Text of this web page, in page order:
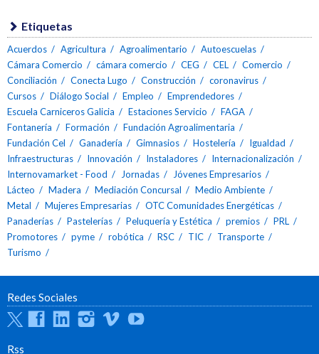
Etiquetas
Acuerdos Agricultura Agroalimentario
Autoescuelas
Cámara Comercio
cámara comercio CEG CEL
Comercio
Conciliación
Conecta Lugo Construcción
coronavirus
Cursos
Diálogo Social Empleo
Emprendedores
Escuela Carniceros Galicia
Estaciones Servicio
FAGA
Fontanería
Formación
Fundación Agroalimentaria
Fundación Cel
Ganadería Gimnasios Hostelería
Igualdad
Infraestructuras
Innovación Instaladores
Internacionalización
Internovamarket - Food
Jornadas
Jóvenes Empresarios
Lácteo
Madera Mediación Concursal
Medio Ambiente
Metal
Mujeres Empresarias
OTC Comunidades Energéticas
Panaderías
Pastelerías Peluquería y Estética premios
PRL
Promotores
pyme robótica RSC TIC
Transporte
Turismo
Redes Sociales
TwitterFacebookLinkedinInstagram
Vimeo
Rss